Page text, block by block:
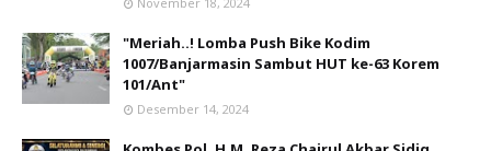
"Meriah..! Lomba Push Bike Kodim
1007/Banjarmasin Sambut HUT ke-63 Korem
101/Ant"
Desember 14, 2024